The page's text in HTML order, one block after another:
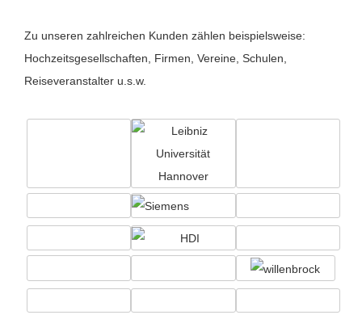
Zu unseren zahlreichen Kunden zählen beispielsweise:
Hochzeitsgesellschaften, Firmen, Vereine, Schulen,
Reiseveranstalter u.s.w.